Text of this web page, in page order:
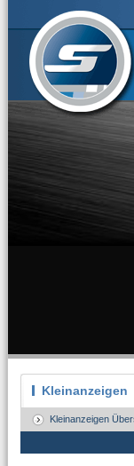
Kleinanzeigen
Kleinanzeigen